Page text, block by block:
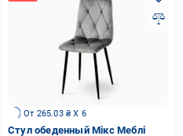
От 265.03 ₴ X 6
Стул обеденный Мікс Меблі